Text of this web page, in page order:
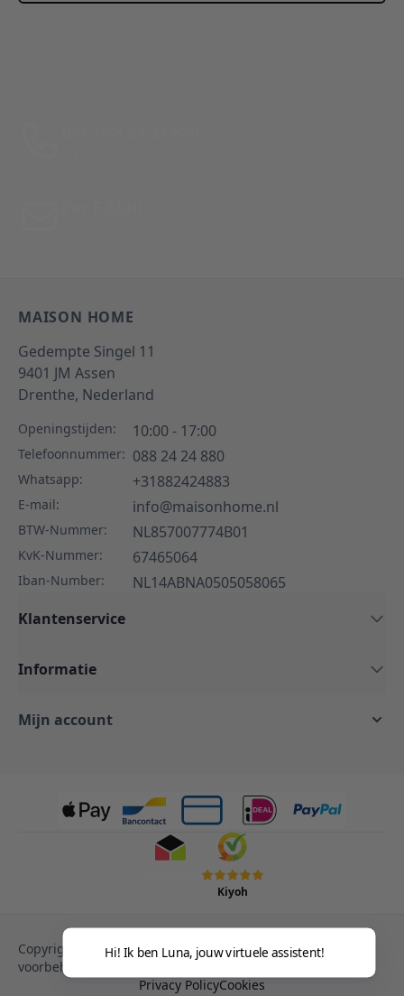
MAISON HOME
Gedempte Singel 11
9401 JM Assen
Drenthe, Nederland
Openingstijden: 10:00 - 17:00
Telefoonnummer: 088 24 24 880
Whatsapp: +31882424883
E-mail: info@maisonhome.nl
BTW-Nummer: NL857007774B01
KvK-Nummer: 67465064
Iban-Number:
NL14ABNA0505058065
Klantenservice
Informatie
Mijn account
Kiyoh
Copyright © 2013-heden Magento. Alle rechten
voorbehouden.
Privacy PolicyCookies
Hi! Ik ben Luna, jouw virtuele assistent!